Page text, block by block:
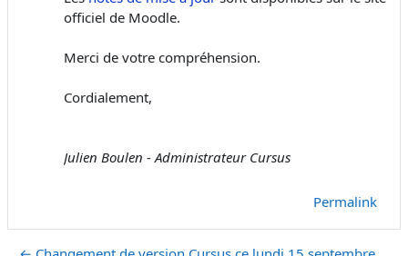
officiel de Moodle.
Merci de votre compréhension.
Cordialement,
Julien Boulen - Administrateur Cursus
Permalink